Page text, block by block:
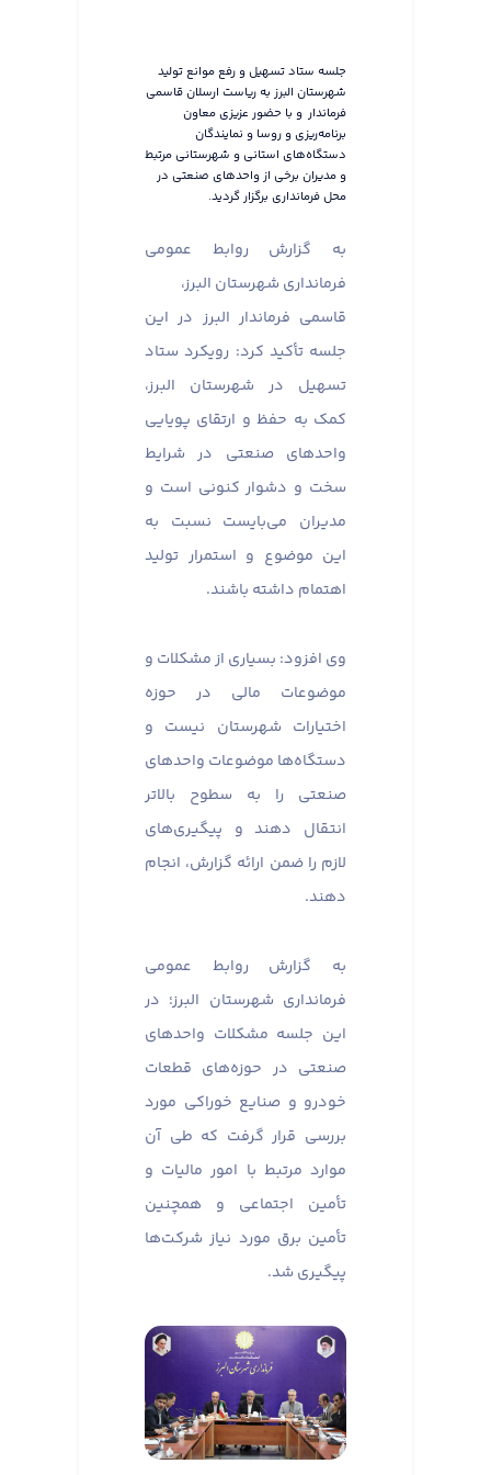
جلسه ستاد تسهیل و رفع موانع تولید
شهرستان البرز به ریاست ارسلان قاسمی
فرماندار و با حضور عزیزی معاون
برنامه‌ریزی و روسا و نمایندگان
دستگاه‌های استانی و شهرستانی مرتبط
و مدیران برخی از واحدهای صنعتی در
محل فرمانداری برگزار گردید.
به گزارش روابط عمومی
فرمانداری شهرستان البرز،
قاسمی فرماندار البرز در این
جلسه تأکید کرد: رویکرد ستاد
تسهیل در شهرستان البرز،
کمک به حفظ و ارتقای پویایی
واحدهای صنعتی در شرایط
سخت و دشوار کنونی است و
مدیران می‌بایست نسبت به
این موضوع و استمرار تولید
اهتمام داشته باشند.
وی افزود: بسیاری از مشکلات و
موضوعات مالی در حوزه
اختیارات شهرستان نیست و
دستگاه‌ها موضوعات واحدهای
صنعتی را به سطوح بالاتر
انتقال دهند و پیگیری‌های
لازم را ضمن ارائه گزارش، انجام
دهند.
به گزارش روابط عمومی
فرمانداری شهرستان البرز؛ در
این جلسه مشکلات واحدهای
صنعتی در حوزه‌های قطعات
خودرو و صنایع خوراکی مورد
بررسی قرار گرفت که طی آن
موارد مرتبط با امور مالیات و
تأمین اجتماعی و همچنین
تأمین برق مورد نیاز شرکت‌ها
پیگیری شد.